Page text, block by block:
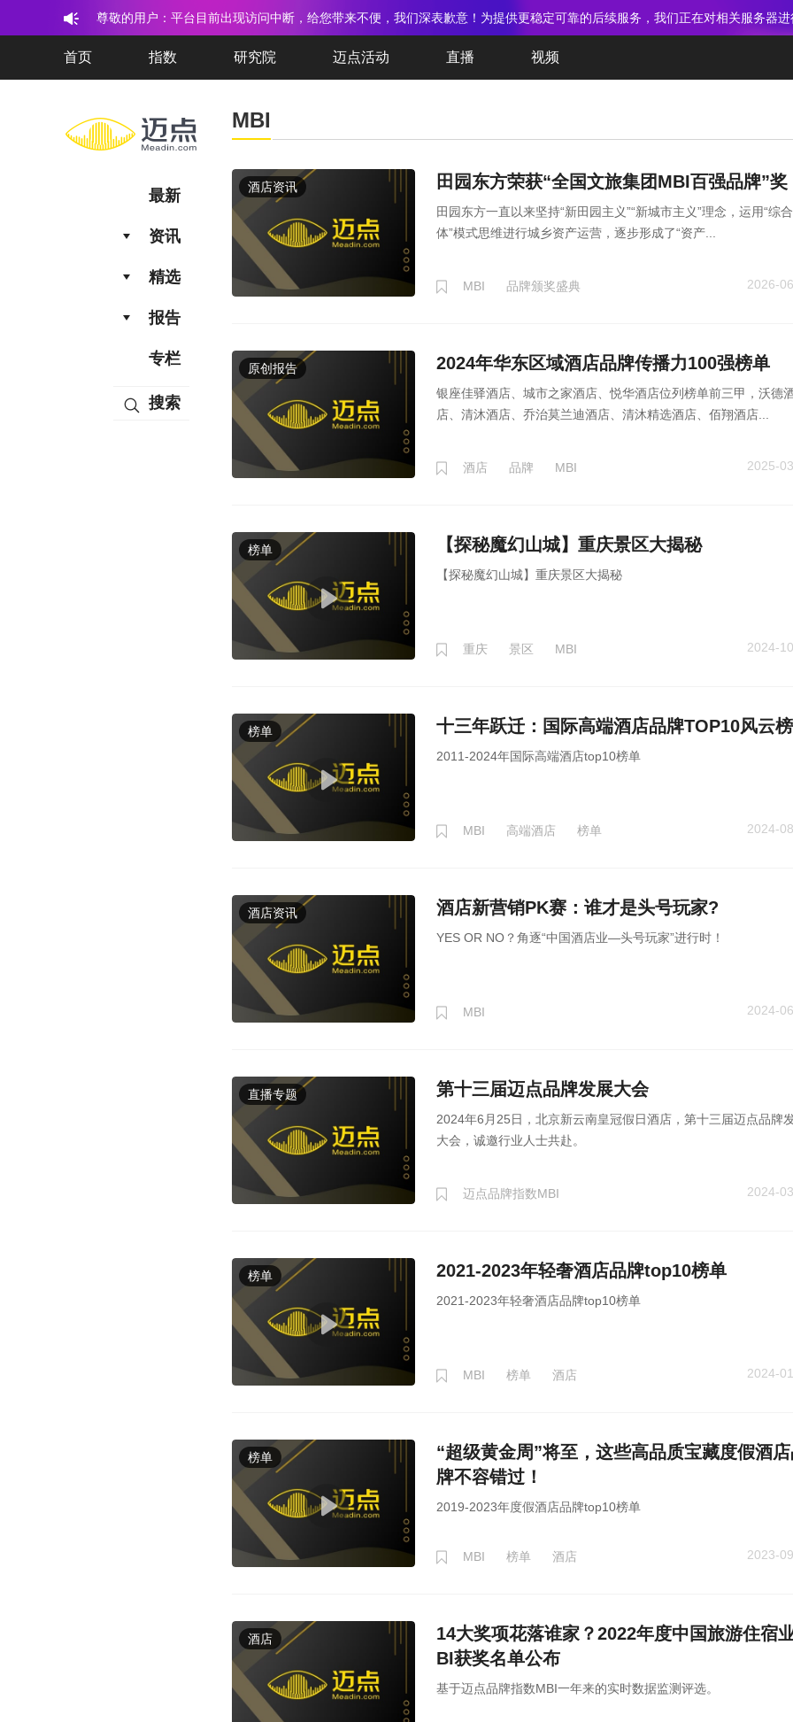
尊敬的用户：平台目前出现访问中断，给您带来不便，我们深表歉意！为提供更稳定可靠的后续服务，我们正在对相关服务器
一如既往的信任与支持！
首页 指数 研究院 迈点活动 直播 视频
最新
资讯
精选
报告
专栏
搜索
MBI
酒店资讯 田园东方荣获“全国文旅集团MBI百强品牌”奖
田园东方一直以来坚持“新田园主义”“新城市主义”理念，运用“综合
体”模式思维进行城乡资产运营，逐步形成了“资产...
MBI 品牌颁奖盛典 2026-
原创报告 2024年华东区域酒店品牌传播力100强榜单
银座佳驿酒店、城市之家酒店、悦华酒店位列榜单前三甲，沃德
店、清沐酒店、乔治莫兰迪酒店、清沐精选酒店、佰翔酒店...
酒店 品牌 MBI 2025-
榜单 【探秘魔幻山城】重庆景区大揭秘
【探秘魔幻山城】重庆景区大揭秘
重庆 景区 MBI 2024-
榜单 十三年跃迁：国际高端酒店品牌TOP10风云榜
2011-2024年国际高端酒店top10榜单
MBI 高端酒店 榜单 2024-
酒店资讯 酒店新营销PK赛：谁才是头号玩家?
YES OR NO？角逐“中国酒店业—头号玩家”进行时！
MBI 2024-
直播专题 第十三届迈点品牌发展大会
2024年6月25日，北京新云南皇冠假日酒店，第十三届迈点品牌
大会，诚邀行业人士共赴。
迈点品牌指数MBI 2024-
榜单 2021-2023年轻奢酒店品牌top10榜单
2021-2023年轻奢酒店品牌top10榜单
MBI 榜单 酒店 2024-
榜单
“超级黄金周”将至，这些高品质宝藏度假酒
牌不容错过！
2019-2023年度假酒店品牌top10榜单
MBI 榜单 酒店 2023-
酒店
14大奖项花落谁家？2022年度中国旅游住宿
BI获奖名单公布
基于迈点品牌指数MBI一年来的实时数据监测评选。